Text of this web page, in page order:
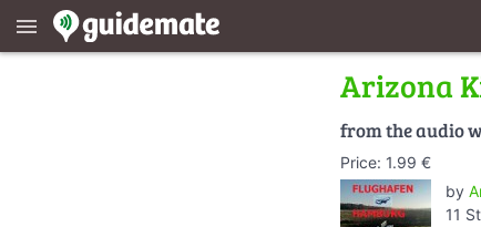
menu
Arizona
from the audio
Price: 1.99 €
by
11